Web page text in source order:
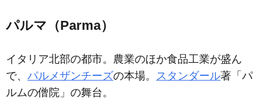
パルマ（Parma）
イタリア北部の都市。農業のほか食品工業が盛ん
で、 パルメザンチーズの本場。 スタンダール著「パ
ルムの僧院」の舞台。